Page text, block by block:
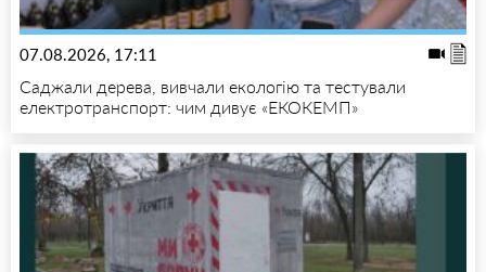
07.08.2026, 17:11
Саджали дерева, вивчали екологію та тестували
електротранспорт: чим дивує «ЕКОКЕМП»